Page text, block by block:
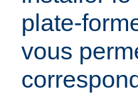
plate-
vous